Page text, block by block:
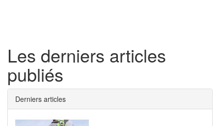
Les derniers articles
publiés
Derniers articles